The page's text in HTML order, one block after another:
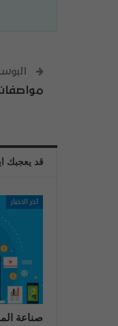
قد يعجبك
آخر الاخبار
صناعة